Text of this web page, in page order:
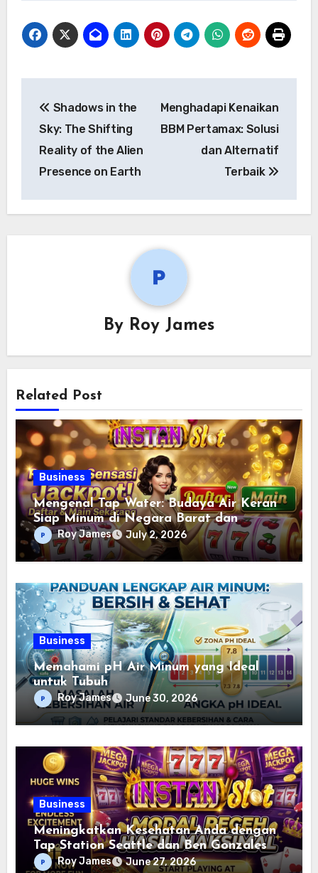
navigation
Shadows in the
Sky: The Shifting
Reality of the Alien
Presence on Earth
Menghadapi Kenaikan
BBM Pertamax: Solusi
dan Alternatif
Terbaik
By Roy James
Related Post
Business
Mengenal Tap Water: Budaya Air Keran
Siap Minum di Negara Barat dan
Realitasnya di Indonesia
Roy James July 2, 2026
Business
Memahami pH Air Minum yang Ideal
untuk Tubuh
Roy James June 30, 2026
Business
Meningkatkan Kesehatan Anda dengan
Tap Station Seattle dan Ben Gonzales
Roy James June 27, 2026